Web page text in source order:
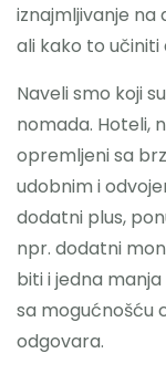
iznajmljivanje na
ali kako to
Naveli smo koji
nomada. Hoteli,
opremljeni sa
udobnim i
dodatni plus,
npr. dodatni
biti i jedna
sa mogućnošću
odgovara.